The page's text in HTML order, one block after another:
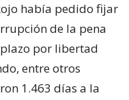
había pedido fijar
de la pena
por libertad
entre otros
1.463 días a la